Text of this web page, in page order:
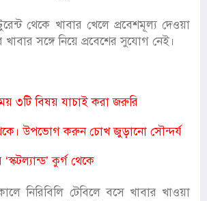
থেকে খাবার খেলে প্রবেশমূল্য দেওয়া
সঙ্গে নিয়ে প্রবেশের সুযোগ নেই।
৩টি বিষয় যাচাই করা জরুরি
উপভোগ করুন চোখ জুড়ানো সৌন্দর্য
কুর্গ থেকে
নিরিবিলি টেবিলে বসে খাবার খাওয়া